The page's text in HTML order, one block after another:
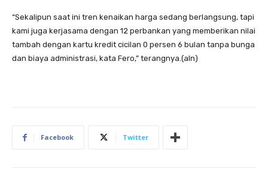
“Sekalipun saat ini tren kenaikan harga sedang berlangsung, tapi
kami juga kerjasama dengan 12 perbankan yang memberikan nilai
tambah dengan kartu kredit cicilan 0 persen 6 bulan tanpa bunga
dan biaya administrasi, kata Fero,” terangnya.(aln)
Facebook Twitter